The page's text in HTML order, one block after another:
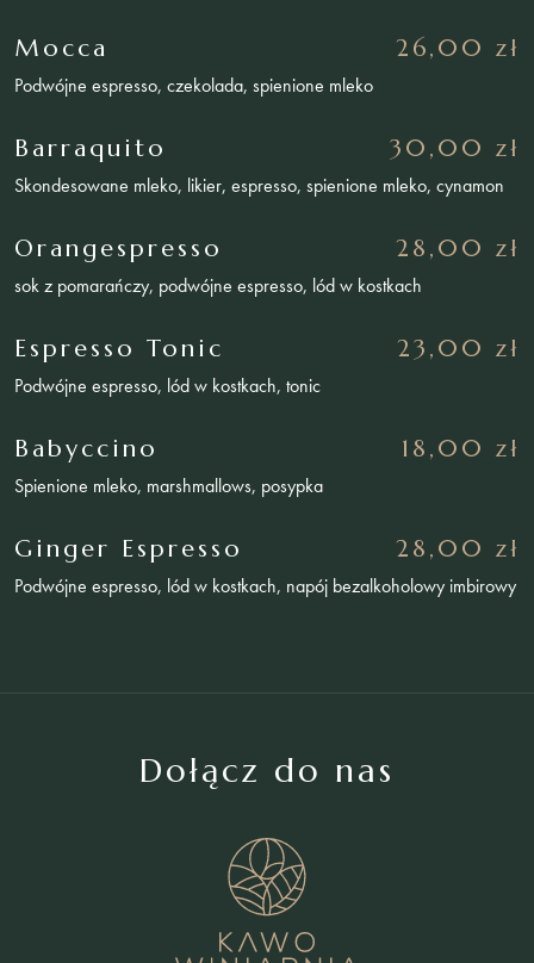
Mocca 26,00 zł
Podwójne espresso, czekolada, spienione mleko
Barraquito 30,00 zł
Skondesowane mleko, likier, espresso, spienione mleko, cynamon
Orangespresso 28,00 zł
sok z pomarańczy, podwójne espresso, lód w kostkach
Espresso Tonic 23,00 zł
Podwójne espresso, lód w kostkach, tonic
Babyccino 18,00 zł
Spienione mleko, marshmallows, posypka
Ginger Espresso 28,00 zł
Podwójne espresso, lód w kostkach, napój bezalkoholowy imbirowy
Dołącz do nas